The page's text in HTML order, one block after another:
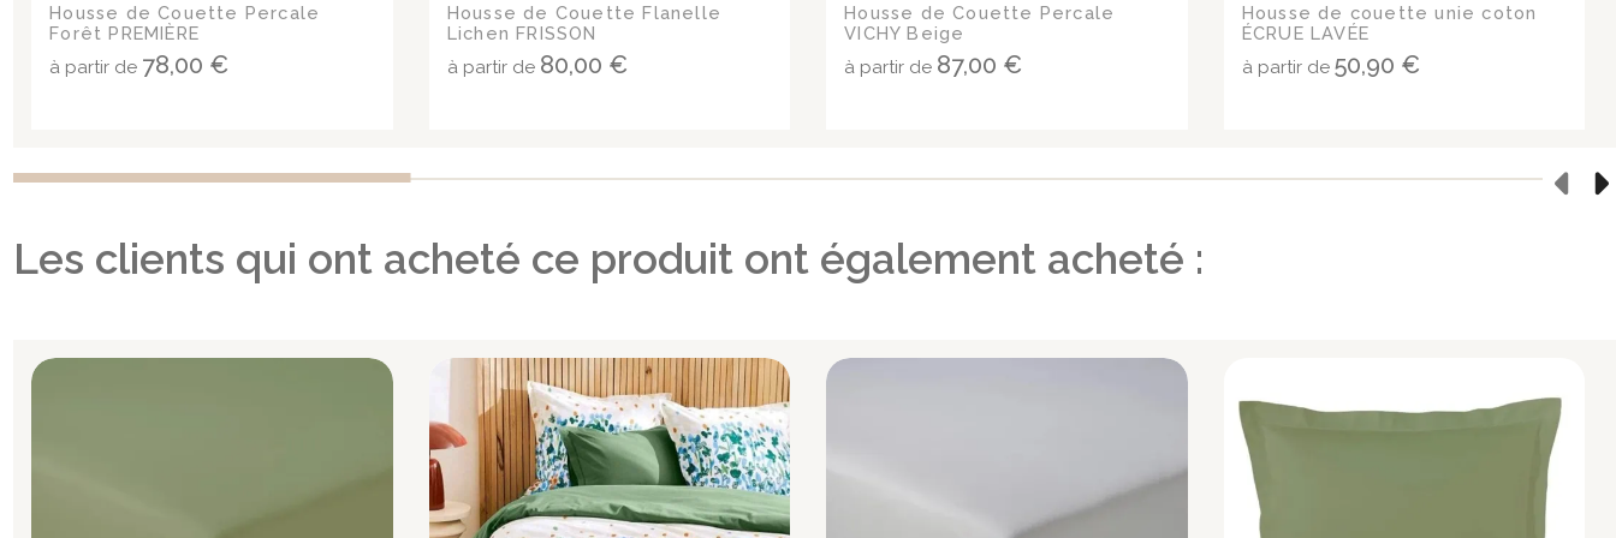
Housse de Couette Percale
Forêt PREMIÈRE
à partir de 78,00 €
Housse de Couette Flanelle
Lichen FRISSON
à partir de 80,00 €
Housse de Couette Percale
VICHY Beige
à partir de 87,00 €
Housse de couette unie coton
ÉCRUE LAVÉE
à partir de 50,90 €
Les clients qui ont acheté ce produit ont également acheté :